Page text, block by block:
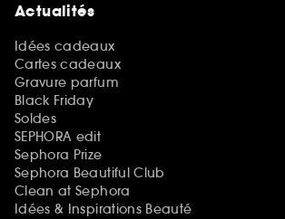
Actualités
Idées cadeaux
Cartes cadeaux
Gravure parfum
Black Friday
Soldes
SEPHORA edit
Sephora Prize
Sephora Beautiful Club
Clean at Sephora
Idées & Inspirations Beauté